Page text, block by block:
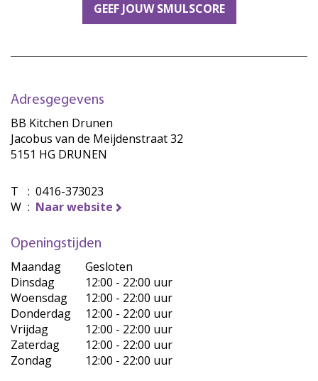
GEEF JOUW SMULSCORE
Adresgegevens
BB Kitchen Drunen
Jacobus van de Meijdenstraat 32
5151 HG DRUNEN
T : 0416-373023
W : Naar website
Openingstijden
Maandag
Gesloten
Dinsdag
12:00 - 22:00 uur
Woensdag
12:00 - 22:00 uur
Donderdag
12:00 - 22:00 uur
Vrijdag
12:00 - 22:00 uur
Zaterdag
12:00 - 22:00 uur
Zondag
12:00 - 22:00 uur